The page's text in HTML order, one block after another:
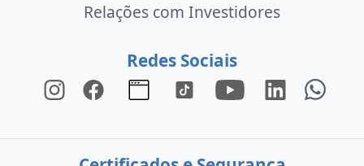
Relações com Investidores
Redes Sociais